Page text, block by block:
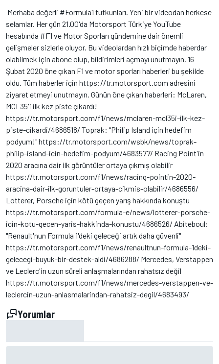
Merhaba değerli #Formula1 tutkunları. Yeni bir videodan herkese
selamlar. Her gün 21.00'da Motorsport Türkiye YouTube
hesabında #F1 ve Motor Sporları gündemine dair önemli
gelişmeler sizlerle oluyor. Bu videolardan hızlı biçimde haberdar
olabilmek için abone olup, bildirimleri açmayı unutmayın. 16
Şubat 2020 öne çıkan F1 ve motor sporları haberleri bu şekilde
oldu. Tüm haberler için https://tr.motorsport.com adresini
ziyaret etmeyi unutmayın. Günün öne çıkan haberleri: McLaren,
MCL35'i ilk kez piste çıkardı!
https://tr.motorsport.com/f1/news/mclaren-mcl35i-ilk-kez-
piste-cikardi/4686518/ Toprak: "Philip Island için hedefim
podyum!" https://tr.motorsport.com/wsbk/news/toprak-
philip-island-icin-hedefim-podyum/4683577/ Racing Point'in
2020 aracına dair ilk görüntüler ortaya çıkmış olabilir
https://tr.motorsport.com/f1/news/racing-pointin-2020-
aracina-dair-ilk-goruntuler-ortaya-cikmis-olabilir/4686556/
Lotterer, Porsche için kötü geçen yarış hakkında konuştu
https://tr.motorsport.com/formula-e/news/lotterer-porsche-
icin-kotu-gecen-yaris-hakkinda-konustu/4686526/ Abiteboul:
"Renault'nun Formula 1'deki geleceği artık daha güvenli"
https://tr.motorsport.com/f1/news/renaultnun-formula-1deki-
gelecegi-buyuk-bir-destek-aldi/4686288/ Mercedes, Verstappen
ve Leclerc'in uzun süreli anlaşmalarından rahatsız değil
https://tr.motorsport.com/f1/news/mercedes-verstappen-ve-
leclercin-uzun-anlasmalarindan-rahatsiz-degil/4683493/
Yorumlar